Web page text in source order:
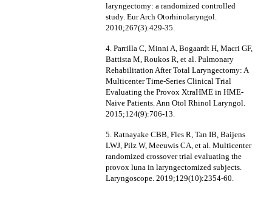
laryngectomy: a randomized controlled
study. Eur Arch Otorhinolaryngol.
2010;267(3):429-35.
4. Parrilla C, Minni A, Bogaardt H, Macri GF,
Battista M, Roukos R, et al. Pulmonary
Rehabilitation After Total Laryngectomy: A
Multicenter Time-Series Clinical Trial
Evaluating the Provox XtraHME in HME-
Naive Patients. Ann Otol Rhinol Laryngol.
2015;124(9):706-13.
5. Ratnayake CBB, Fles R, Tan IB, Baijens
LWJ, Pilz W, Meeuwis CA, et al. Multicenter
randomized crossover trial evaluating the
provox luna in laryngectomized subjects.
Laryngoscope. 2019;129(10):2354-60.